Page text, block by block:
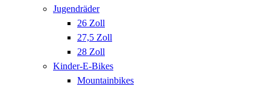
Jugendräder
26 Zoll
27,5 Zoll
28 Zoll
Kinder-E-Bikes
Mountainbikes